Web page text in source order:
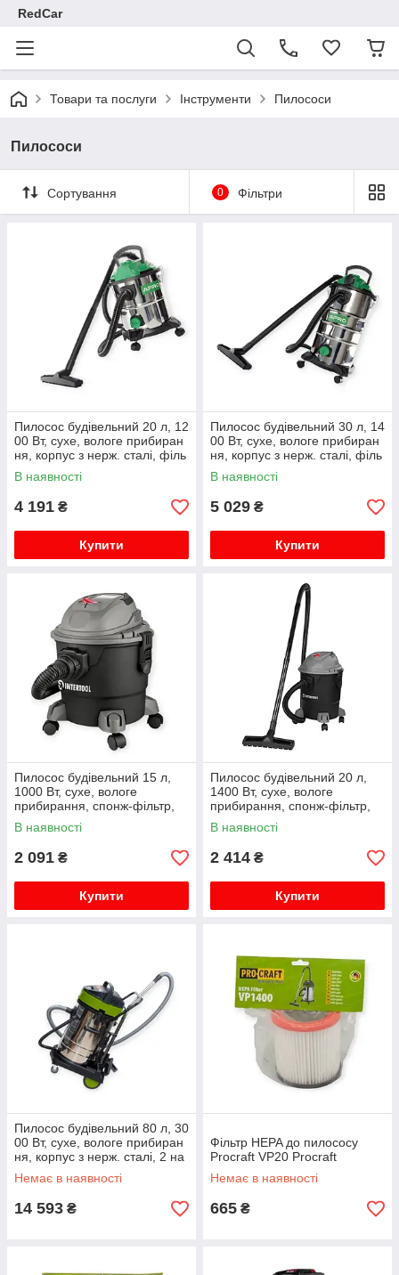
RedCar
Товари та послуги Інструменти Пилососи
Пилососи
Сортування 0 Фільтри
Пилосос будівельний 20 л, 12
00 Вт, сухе, вологе прибиран
ня, корпус з нерж. сталі, філь
тр-пакет Apro
В наявності
4 191 ₴
Купити
Пилосос будівельний 30 л, 14
00 Вт, сухе, вологе прибиран
ня, корпус з нерж. сталі, філь
тр-пакет Apro
В наявності
5 029 ₴
Купити
Пилосос будівельний 15 л,
1000 Вт, сухе, вологе
прибирання, спонж-фільтр,
фільтр-пакет INTERTOOL
В наявності
2 091 ₴
Купити
Пилосос будівельний 20 л,
1400 Вт, сухе, вологе
прибирання, спонж-фільтр,
фільтр-пакет INTERTOOL
В наявності
2 414 ₴
Купити
Пилосос будівельний 80 л, 30
00 Вт, сухе, вологе прибиран
ня, корпус з нерж. сталі, 2 на
садки Procraft
Немає в наявності
14 593 ₴
Фільтр HEPA до пилососу
Procraft VP20 Procraft
Немає в наявності
665 ₴